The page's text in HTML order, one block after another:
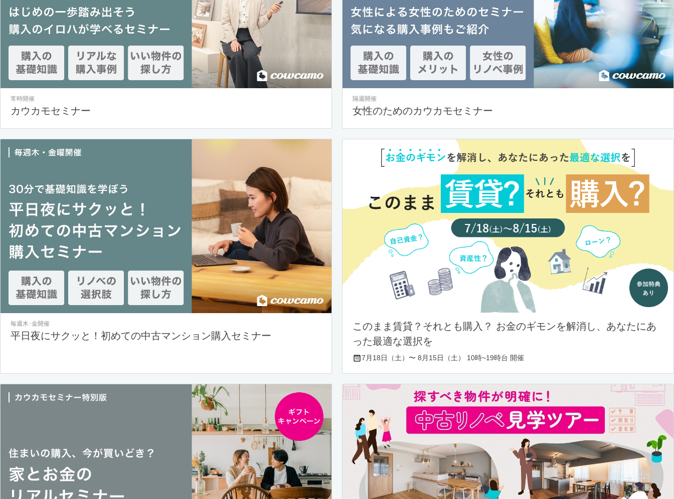
常時開催
カウカモセミナー
隔週開催
女性のためのカウカモセミナー
毎週木･金開催
平日夜にサクッと！初めての中古マンション購入セミナー
このまま賃貸？それとも購入？ お金のギモンを解消し、あなたにあ
った最適な選択を
7月18日（土）〜 8月15日（土） 10時~19時台 開催